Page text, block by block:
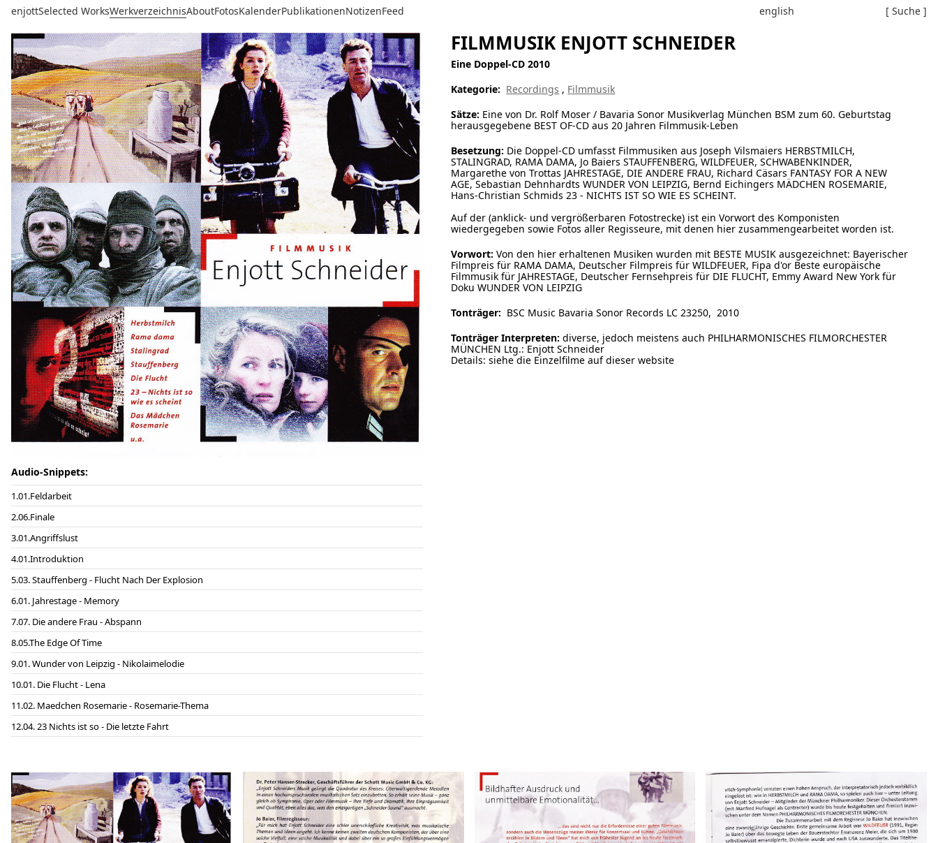
enjottSelected WorksWerkverzeichnisAboutFotosKalenderPublikationenNotizenFeed english [ Suche ]
Audio-Snippets:
01.Feldarbeit
06.Finale
01.Angriffslust
01.Introduktion
03. Stauffenberg - Flucht Nach Der Explosion
01. Jahrestage - Memory
07. Die andere Frau - Abspann
05.The Edge Of Time
01. Wunder von Leipzig - Nikolaimelodie
01. Die Flucht - Lena
02. Maedchen Rosemarie - Rosemarie-Thema
04. 23 Nichts ist so - Die letzte Fahrt
FILMMUSIK ENJOTT SCHNEIDER
Eine Doppel-CD 2010
Kategorie: Recordings , Filmmusik
Sätze: Eine von Dr. Rolf Moser / Bavaria Sonor Musikverlag München BSM zum 60. Geburtstag
herausgegebene BEST OF-CD aus 20 Jahren Filmmusik-Leben
Besetzung: Die Doppel-CD umfasst Filmmusiken aus Joseph Vilsmaiers HERBSTMILCH,
STALINGRAD, RAMA DAMA, Jo Baiers STAUFFENBERG, WILDFEUER, SCHWABENKINDER,
Margarethe von Trottas JAHRESTAGE, DIE ANDERE FRAU, Richard Cäsars FANTASY FOR A NEW
AGE, Sebastian Dehnhardts WUNDER VON LEIPZIG, Bernd Eichingers MÄDCHEN ROSEMARIE,
Hans-Christian Schmids 23 - NICHTS IST SO WIE ES SCHEINT.
Auf der (anklick- und vergrößerbaren Fotostrecke) ist ein Vorwort des Komponisten
wiedergegeben sowie Fotos aller Regisseure, mit denen hier zusammengearbeitet worden ist.
Vorwort: Von den hier erhaltenen Musiken wurden mit BESTE MUSIK ausgezeichnet: Bayerischer
Filmpreis für RAMA DAMA, Deutscher Filmpreis für WILDFEUER, Fipa d'or Beste europäische
Filmmusik für JAHRESTAGE, Deutscher Fernsehpreis für DIE FLUCHT, Emmy Award New York für
Doku WUNDER VON LEIPZIG
Tonträger: BSC Music Bavaria Sonor Records LC 23250, 2010
Tonträger Interpreten: diverse, jedoch meistens auch PHILHARMONISCHES FILMORCHESTER
MÜNCHEN Ltg.: Enjott Schneider
Details: siehe die Einzelfilme auf dieser website